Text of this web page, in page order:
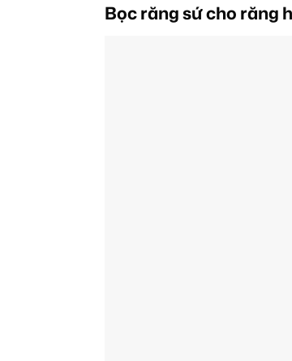
Bọc răng sứ cho răng